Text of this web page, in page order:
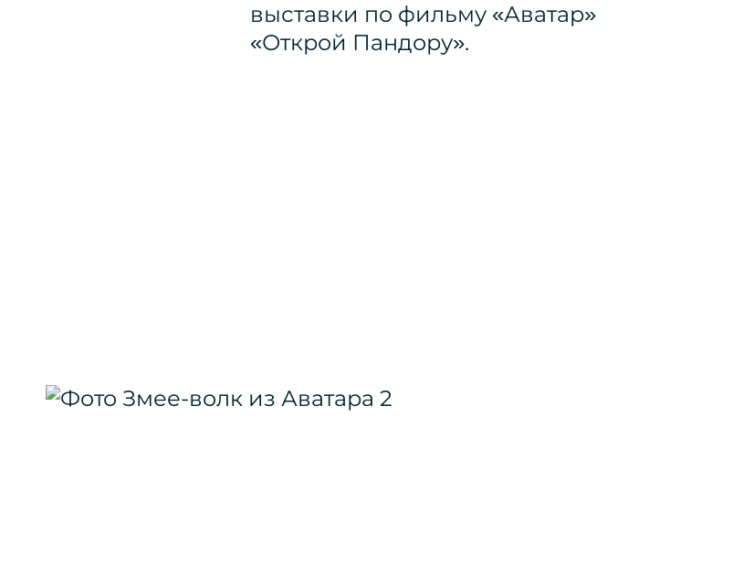
выставки по фильму «Аватар»
«Открой Пандору».